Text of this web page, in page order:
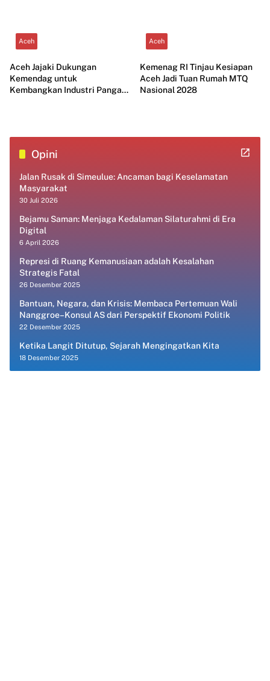
Aceh
Aceh Jajaki Dukungan
Kemendag untuk
Kembangkan Industri Pangan
Aceh
Kemenag RI Tinjau Kesiapan
Aceh Jadi Tuan Rumah MTQ
Nasional 2028
Opini
Jalan Rusak di Simeulue: Ancaman bagi Keselamatan
Masyarakat
30 Juli 2026
Bejamu Saman: Menjaga Kedalaman Silaturahmi di Era
Digital
6 April 2026
Represi di Ruang Kemanusiaan adalah Kesalahan
Strategis Fatal
26 Desember 2025
Bantuan, Negara, dan Krisis: Membaca Pertemuan Wali
Nanggroe–Konsul AS dari Perspektif Ekonomi Politik
22 Desember 2025
Ketika Langit Ditutup, Sejarah Mengingatkan Kita
18 Desember 2025